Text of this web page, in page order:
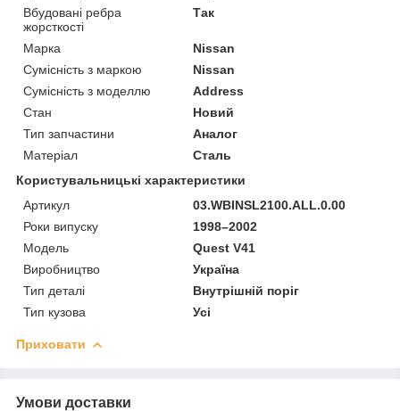
Вбудовані ребра
жорсткості
Так
Марка
Nissan
Сумісність з маркою
Nissan
Сумісність з моделлю
Address
Стан
Новий
Тип запчастини
Аналог
Матеріал
Сталь
Користувальницькі характеристики
Артикул
03.WBINSL2100.ALL.0.00
Роки випуску
1998–2002
Мoдель
Quest V41
Виробництво
Україна
Тип деталі
Внутрішній поріг
Тип кузова
Усі
Приховати
Умови доставки